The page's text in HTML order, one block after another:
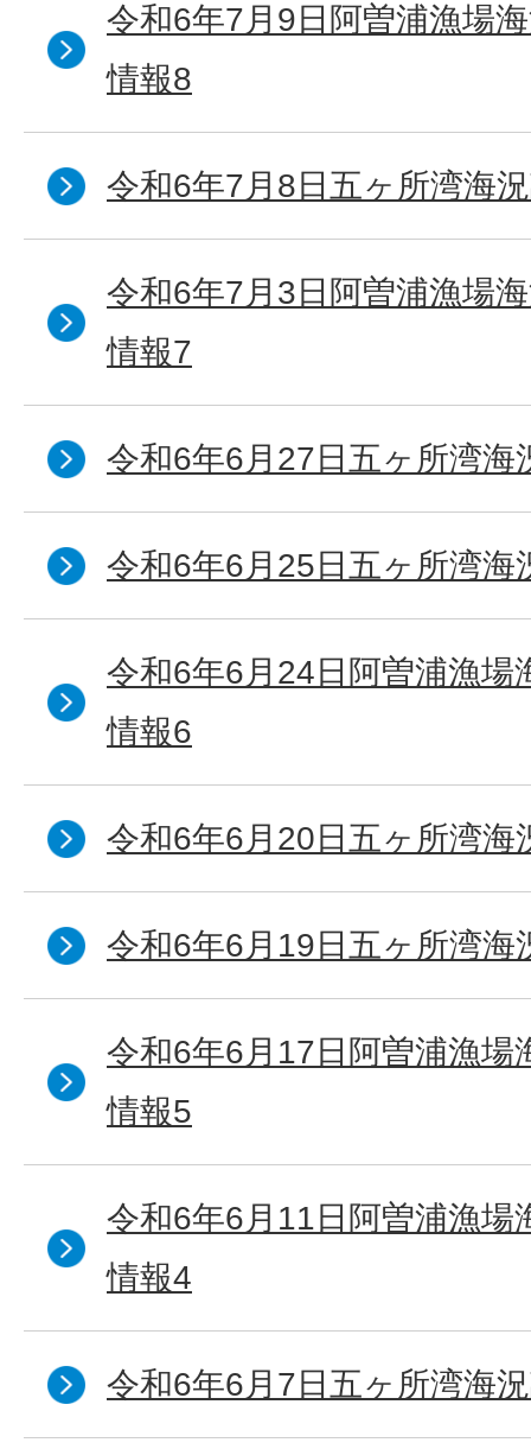
令和6年7月9日阿曽浦漁場
情報8
令和6年7月8日五ヶ所湾海
令和6年7月3日阿曽浦漁場
情報7
令和6年6月27日五ヶ所湾海
令和6年6月25日五ヶ所湾海
令和6年6月24日阿曽浦漁場
情報6
令和6年6月20日五ヶ所湾海
令和6年6月19日五ヶ所湾海
令和6年6月17日阿曽浦漁場
情報5
令和6年6月11日阿曽浦漁場
情報4
令和6年6月7日五ヶ所湾海